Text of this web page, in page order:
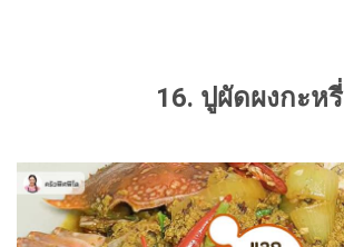
16. ปูผัดผงกะหรี่